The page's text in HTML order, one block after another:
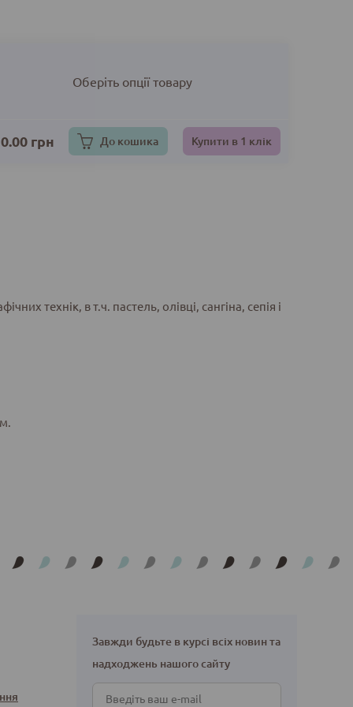
Оберіть опції товару
0.00 грн До кошика Купити в 1 клік
технік, в т.ч. пастель, олівці, сангіна, сепія і
Завжди будьте в курсі всіх новин та
надходжень нашого сайту